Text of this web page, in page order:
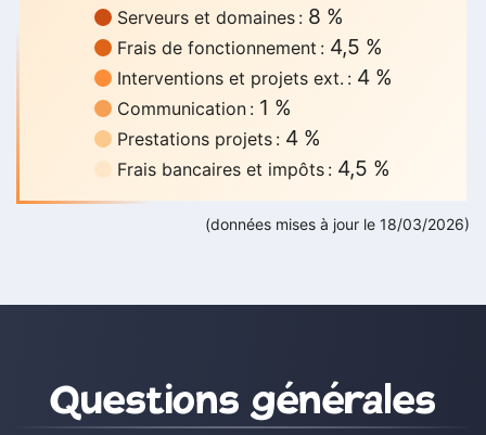
Serveurs et domaines : 8 %
Frais de fonctionnement : 4,5 %
Interventions et projets ext. : 4 %
Communication : 1 %
Prestations projets : 4 %
Frais bancaires et impôts : 4,5 %
(données mises à jour le 18/03/2026)
Questions et contact
Questions générales